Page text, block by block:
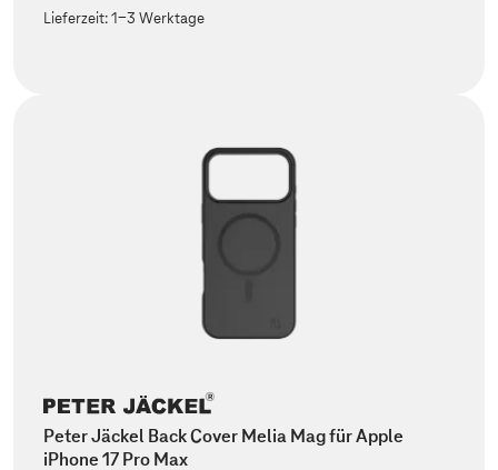
Lieferzeit:1-3 Werktage
Peter Jäckel Back Cover Melia Mag für Apple
iPhone 17 Pro Max